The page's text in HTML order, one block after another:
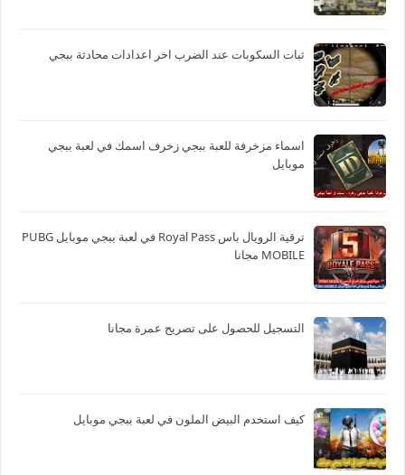
ثبات السكوبات عند الضرب اخر اعدادات محادثة ببجي
اسماء مزخرفة للعبة ببجي زخرف اسمك في لعبة ببجي
موبايل
ترقية الرويال باس Royal Pass في لعبة ببجي موبايل PUBG
MOBILE مجانا
التسجيل للحصول على تصريح عمرة مجانا
كيف استخدم البيض الملون في لعبة ببجي موبايل